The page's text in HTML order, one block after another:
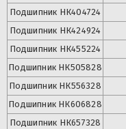
Подшипник НК404724
Подшипник НК424924
Подшипник НК455224
Подшипник НК505828
Подшипник НК556328
Подшипник НК606828
Подшипник НК657328